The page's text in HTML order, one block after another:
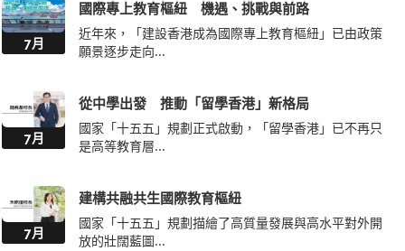
7月
國際專上教育樞紐 機遇、挑戰與前路
近年來，「建設香港成為國際專上教育樞紐」已由政策
願景逐步走向...
7月
從中學出發 推動「留學香港」新格局
國家「十五五」規劃正式啟動，「留學香港」已不再只
是高等教育層...
7月
建構共融共生國際教育樞紐
國家「十五五」規劃描繪了高質量發展與高水平對外開
放的壯闊藍圖...